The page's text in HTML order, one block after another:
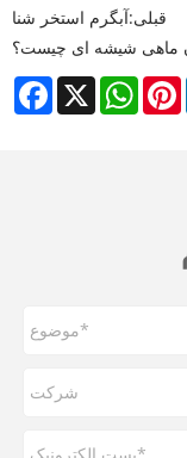
قبلی:آبگرم استخر شنا
ماهی شیشه ای چیست؟
Facebook
X